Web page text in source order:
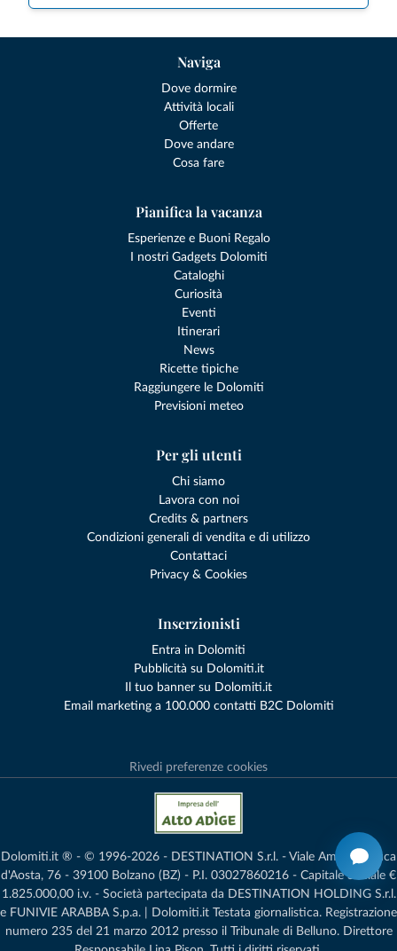
Naviga
Dove dormire
Attività locali
Offerte
Dove andare
Cosa fare
Pianifica la vacanza
Esperienze e Buoni Regalo
I nostri Gadgets Dolomiti
Cataloghi
Curiosità
Eventi
Itinerari
News
Ricette tipiche
Raggiungere le Dolomiti
Previsioni meteo
Per gli utenti
Chi siamo
Lavora con noi
Credits & partners
Condizioni generali di vendita e di utilizzo
Contattaci
Privacy & Cookies
Inserzionisti
Entra in Dolomiti
Pubblicità su Dolomiti.it
Il tuo banner su Dolomiti.it
Email marketing a 100.000 contatti B2C Dolomiti
Rivedi preferenze cookies
Dolomiti.it ® - © 1996-2026 - DESTINATION S.r.l. - Viale Amedeo Duca
d'Aosta, 76 - 39100 Bolzano (BZ) - P.I. 03027860216 - Capitale Sociale €
1.825.000,00 i.v. - Società partecipata da DESTINATION HOLDING S.r.l.
e FUNIVIE ARABBA S.p.a. | Dolomiti.it Testata giornalistica. Registrazione
numero 235 del 21 marzo 2012 presso il Tribunale di Belluno.­ Direttore